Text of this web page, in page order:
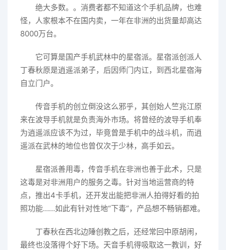
绝大多数。。消费者都不知道这个手机品牌，也难
怪，人家根本不在国内卖，一年在非洲的出货量却高达
8000万台。
它可算是国产手机武林中的星宿派。星宿派创派人
丁春秋原是逍遥派弟子，后因师门内讧，到西北星宿海
自立门户。
传音手机的创立倒没这么邪乎，其创始人竺兆江原
来在波导手机就是负责海外市场。将曾经的波导手机奉
为逍遥派应该不为过，毕竟曾是手机中的战斗机，而逍
遥派在武林的地位也曾仅次于少林，高手如云。
星宿派善用毒，传音手机在非洲也善于此术，只是
这毒是对非洲用户的服务之毒。针对当地运营商的特
点，推出4卡手机，还开发出能把非洲人拍得好看的拍
照功能……如此有针对性地“下毒”，产品想不畅销都难。
丁春秋在西北边陲创教之后，还经常回中原胡闹，
最终也没落得个好下场。天音手机得吸取这一教训，好